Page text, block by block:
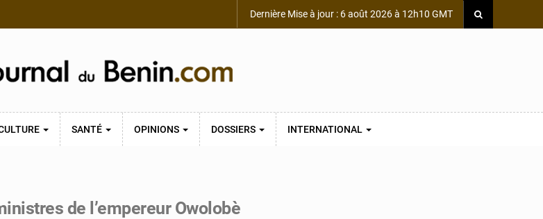
Dernière Mise à jour : 6 août 2026 à 12h10 GMT
SANTÉ OPINIONS DOSSIERS INTERNATIONAL
de l’empereur Owolobè